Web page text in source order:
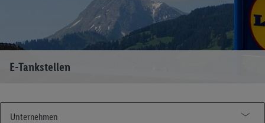
E-Tankstellen
Unternehmen